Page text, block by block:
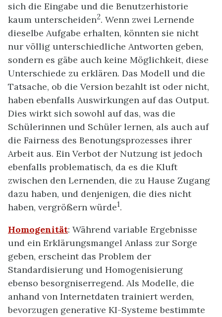
sich die Eingabe und die Benutzerhistorie
kaum unterscheiden2. Wenn zwei Lernende
dieselbe Aufgabe erhalten, könnten sie nicht
nur völlig unterschiedliche Antworten geben,
sondern es gäbe auch keine Möglichkeit, diese
Unterschiede zu erklären. Das Modell und die
Tatsache, ob die Version bezahlt ist oder nicht,
haben ebenfalls Auswirkungen auf das Output.
Dies wirkt sich sowohl auf das, was die
Schülerinnen und Schüler lernen, als auch auf
die Fairness des Benotungsprozesses ihrer
Arbeit aus. Ein Verbot der Nutzung ist jedoch
ebenfalls problematisch, da es die Kluft
zwischen den Lernenden, die zu Hause Zugang
dazu haben, und denjenigen, die dies nicht
haben, vergrößern würde1.
Homogenität: Während variable Ergebnisse
und ein Erklärungsmangel Anlass zur Sorge
geben, erscheint das Problem der
Standardisierung und Homogenisierung
ebenso besorgniserregend. Als Modelle, die
anhand von Internetdaten trainiert werden,
bevorzugen generative KI-Systeme bestimmte